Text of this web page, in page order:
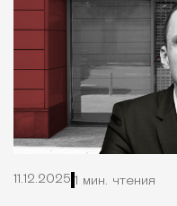
11.12.2025 1 мин. чтения